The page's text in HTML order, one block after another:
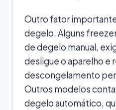
Outro fator
degelo. Alguns
de degelo manual,
desligue o aparelho e
descongelamento
Outros modelos
degelo automático,